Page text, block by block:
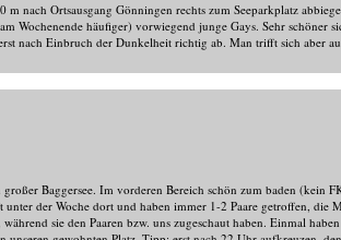
nach Ortsausgang Gönningen rechts zum Seeparkplatz
Wochenende häufiger) vorwiegend junge Gays. Sehr schöner
nach Einbruch der Dunkelheit richtig ab. Man trifft sich aber
Baggersee. Im vorderen Bereich schön zum baden (kein
der Woche dort und haben immer 1-2 Paare getroffen, die
sie den Paaren bzw. uns zugeschaut haben. Einmal